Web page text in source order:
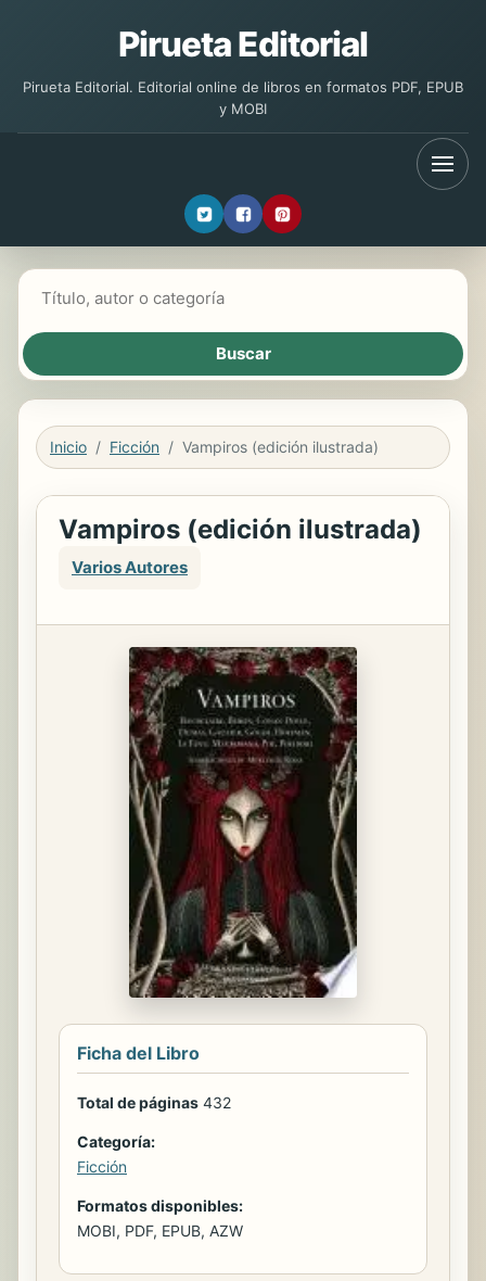
Pirueta Editorial
Pirueta Editorial. Editorial online de libros en formatos PDF, EPUB
y MOBI
Inicio Ficción Vampiros (edición ilustrada)
Vampiros (edición ilustrada)
Varios Autores
Ficha del Libro
Total de páginas 432
Categoría:
Ficción
Formatos disponibles:
MOBI, PDF, EPUB, AZW